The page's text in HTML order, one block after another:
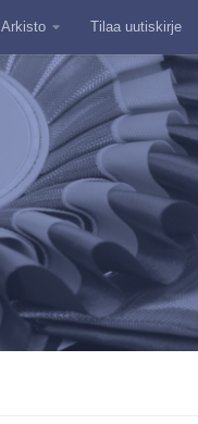
Arkisto Tilaa uutiskirje